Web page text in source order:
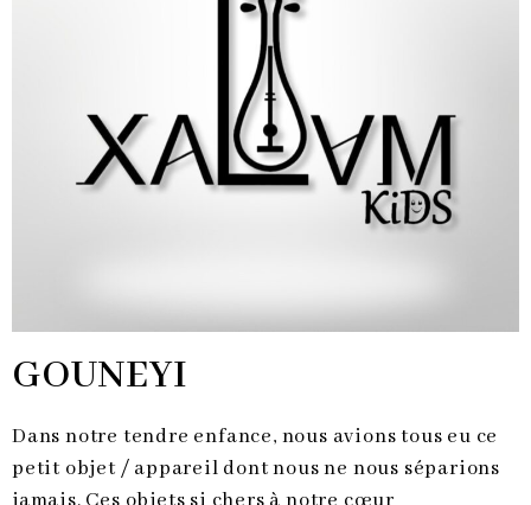
GOUNEYI
Dans notre tendre enfance, nous avions tous eu ce
petit objet / appareil dont nous ne nous séparions